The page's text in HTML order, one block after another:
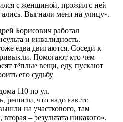
с женщиной, прожил с ней
Выгнали меня на улицу».
Борисович работал
и инвалидность.
едва двигаются. Соседи к
Помогают кто чем –
тёплые вещи, еду, пускают
его судьбу.
110 по ул.
решили, что надо как-то
на участкового, там
– результата никакого».